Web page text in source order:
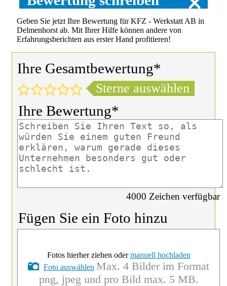
Geben Sie jetzt Ihre Bewertung für KFZ - Werkstatt AB in
Delmenhorst ab. Mit Ihrer Hilfe können andere von
Erfahrungsberichten aus erster Hand profitieren!
Ihre Gesamtbewertung*
Sterne auswählen
Ihre Bewertung*
4000 Zeichen verfügbar
Fügen Sie ein Foto hinzu
Fotos hierher ziehen odermanuell hochladen
Foto auswählen Max. 4 Bilder im Format
png, jpeg und pro Bild max. 5 MB.
Ihr Name*